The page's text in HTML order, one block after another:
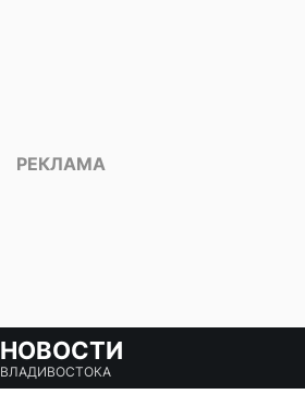
НОВОСТИ
ВЛАДИВОСТОКА